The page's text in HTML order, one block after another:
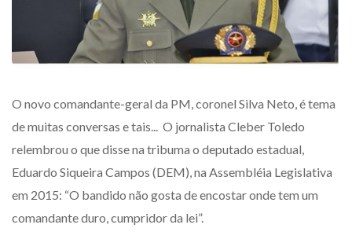
O novo comandante-geral da PM, coronel Silva Neto, é tema
de muitas conversas e tais... O jornalista Cleber Toledo
relembrou o que disse na tribuma o deputado estadual,
Eduardo Siqueira Campos (DEM), na Assembléia Legislativa
em 2015: “O bandido não gosta de encostar onde tem um
comandante duro, cumpridor da lei”.